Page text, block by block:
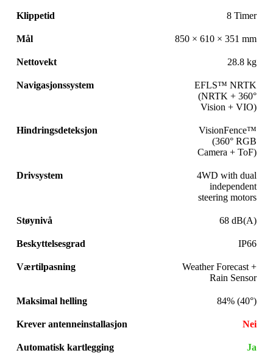
Klippetid 8 Timer
Mål 850 × 610 × 351 mm
Nettovekt 28.8 kg
Navigasjonssystem
EFLS™ NRTK
(NRTK + 360°
Vision + VIO)
Hindringsdeteksjon
VisionFence™
(360° RGB
Camera + ToF)
Drivsystem
4WD with dual
independent
steering motors
Støynivå 68 dB(A)
Beskyttelsesgrad IP66
Værtilpasning
Weather Forecast +
Rain Sensor
Maksimal helling 84% (40°)
Krever antenneinstallasjon Nei
Automatisk kartlegging Ja